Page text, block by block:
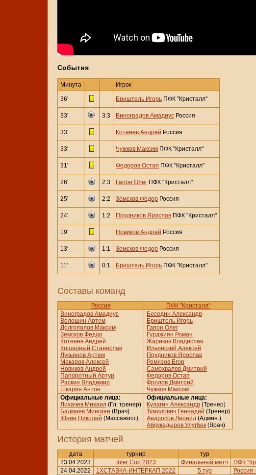
События
Минута Игрок
36' Бриштель Игорь ПФК "Кристалл"
33' 3:3 Виноградов Амадиус Россия
33' Котенев Андрей Россия
33' Чужков Максим ПФК "Кристалл"
31' Федоров Остап ПФК "Кристалл"
26' 2:3 Гапон Олег ПФК "Кристалл"
25' 2:2 Земсков Федор Россия
24' 1:2 Прудников Ярослав ПФК "Кристалл"
19' Новиков Андрей Россия
13' 1:1 Земсков Федор Россия
11' 0:1 Бриштель Игорь ПФК "Кристалл"
Составы команд
Россия
ПФК "Кристалл"
Виноградов Амадиус
Волошин Артем
Долгополов Максим
Земсков Федор
Котенев Андрей
Кошарный Станислав
Лукьянов Артем
Макаров Алексей
Новиков Андрей
Папоротный Артур
Раскин Владимир
Шкарин Антон
Беседин Александр
Бриштель Игорь
Гапон Олег
Гурджиян Роман
Жариков Владислав
Ильинский Алексей
Прудников Ярослав
Ремизов Егор
Самохвалов Дмитрий
Федоров Остап
Фролов Дмитрий
Чужков Максим
Официальные лица:
Лихачев Михаил (Гл. тренер)
Бадмаев Мингиян (Врач)
Юнин Николай (Массажист)
Официальные лица:
Кулагин Александр (Тренер)
Тумилович Геннадий (Тренер)
Андросов Леонид (Админ.)
Абдукадыров Улугбек (Врач)
История матчей
дата турнир тур
23.04.2023
Inter Cup 2023 Финальный матч ПФК
24.04.2022
1ХСТАВКА-ИНТЕРКАП 2022 5 тур